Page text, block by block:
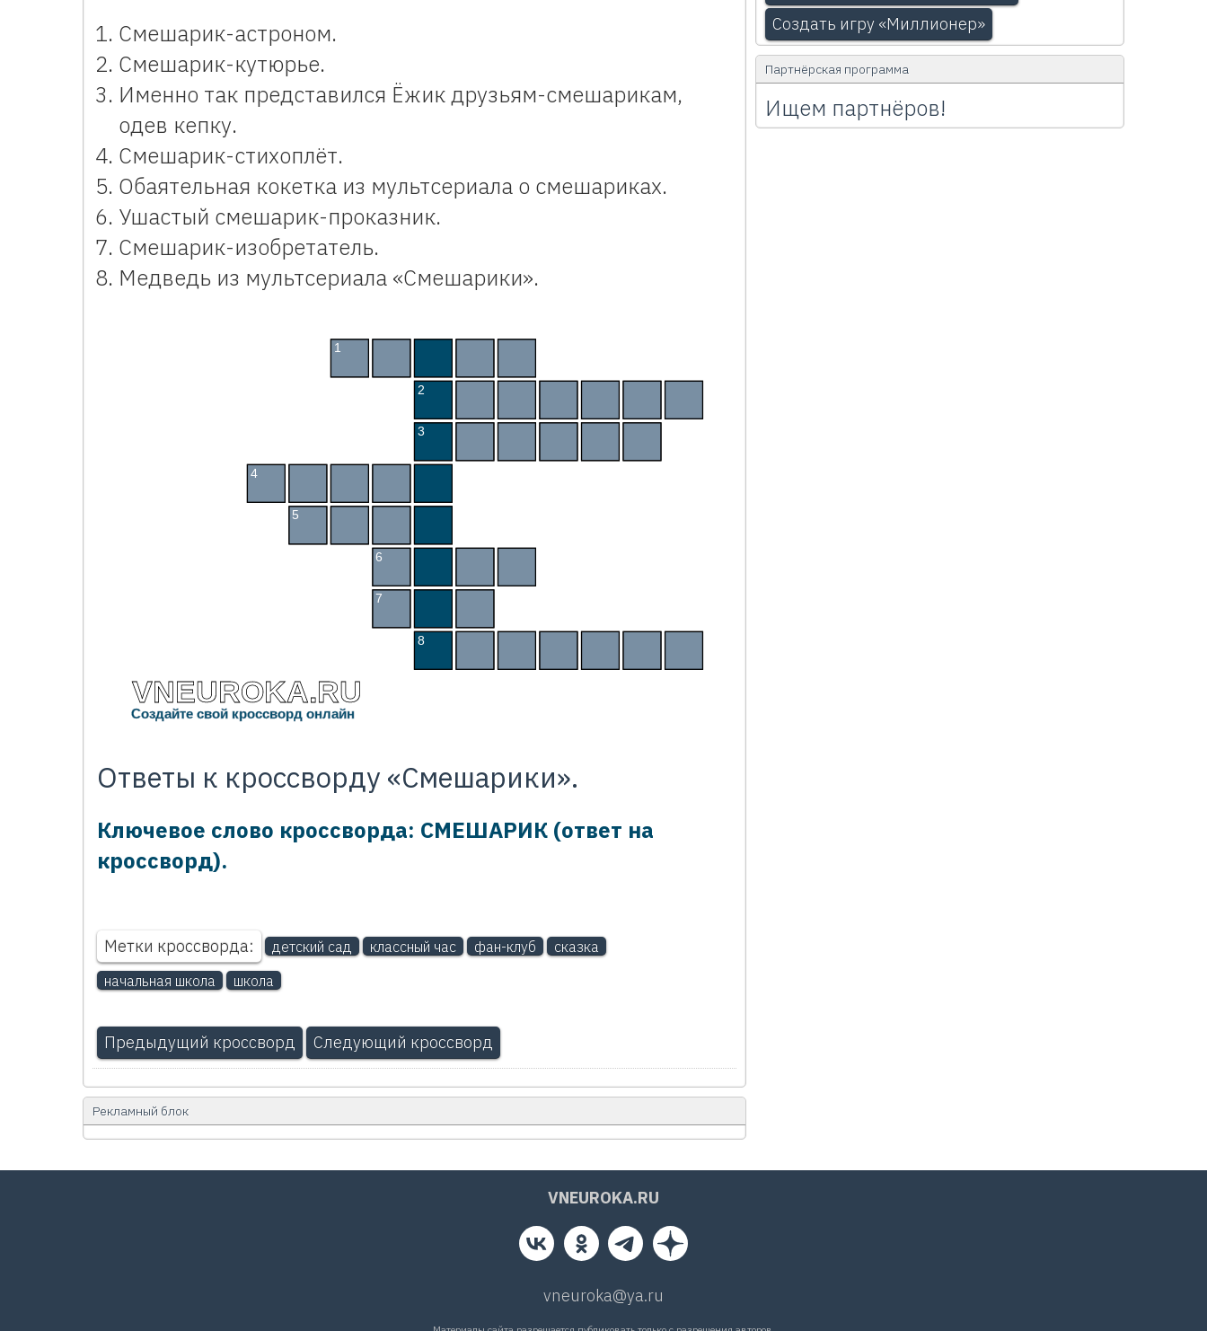
Смешарик-астроном.
Смешарик-кутюрье.
Именно так представился Ёжик друзьям-смешарикам,
одев кепку.
Смешарик-стихоплёт.
Обаятельная кокетка из мультсериала о смешариках.
Ушастый смешарик-проказник.
Смешарик-изобретатель.
Медведь из мультсериала «Смешарики».
VNEUROKA.RU
Создайте свой кроссворд онлайн
Л
М
Е
Б
Н
К
1
2
3
4
5
6
7
8
Ответы к кроссворду «Смешарики».
Ключевое слово кроссворда: СМЕШАРИК (ответ на
кроссворд).
Метки кроссворда: детский сад классный час фан-клуб
сказка
начальная школа
школа
Предыдущий кроссворд Следующий кроссворд
Рекламный блок
Создать игру «Миллионер»
Партнёрская программа
Ищем партнёров!
VNEUROKA.RU
vneuroka@ya.ru